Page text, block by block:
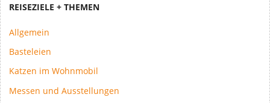
REISEZIELE + THEMEN
Allgemein
Basteleien
Katzen im Wohnmobil
Messen und Ausstellungen